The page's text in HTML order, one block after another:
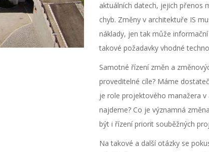
aktuálních datech, jejich přenos
chyb. Změny v architektuře IS
náklady, jen tak může
takové požadavky vhodné
Samotné řízení změn a
proveditelné cíle? Máme
je role projektového manažera
najdeme? Co je významná
být i řízení priorit souběžných
Na takové a další otázky se